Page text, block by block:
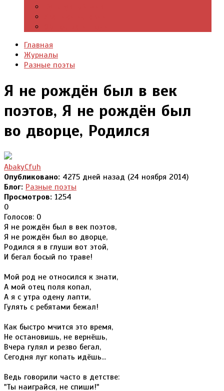
Главная
Журналы
Разные поэты
Я не рождён был в век
поэтов, Я не рождён был
во дворце, Родился
AbakyCfuh
Опубликовано: 4275 дней назад (24 ноября 2014)
Блог: Разные поэты
Просмотров: 1254
0
Голосов: 0
Я не рождён был в век поэтов,
Я не рождён был во дворце,
Родился я в глуши вот этой,
И бегал босый по траве!
Мой род не относился к знати,
А мой отец поля копал,
А я с утра одену лапти,
Гулять с ребятами бежал!
Как быстро мчится это время,
Не остановишь, не вернёшь,
Вчера гулял и резво бегал,
Сегодня луг копать идёшь...
Ведь говорили часто в детстве:
"Ты наиграйся, не спиши!"